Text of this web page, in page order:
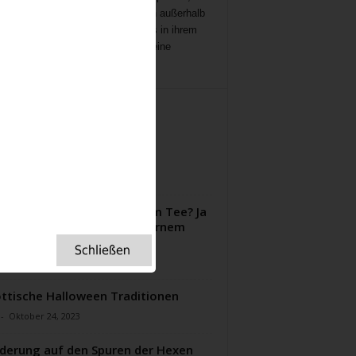
mit Menschen außerhalb
die aber Besonderes in ihrem
geleistet haben, Menschen, die eine
Wedgwood Porzellan zum Tee? Ja
Afternoon Tea mit modernem
Ja bitte!
Halloween Traditionen
- Oktober 24, 2023
auf den Spuren der Hexen